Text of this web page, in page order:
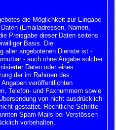
die Möglichkeit zur Eingabe
(Emailadressen, Namen,
Preisgabe dieser Daten seitens
Basis. Die
aller angebotenen Dienste ist -
- auch ohne Angabe solcher
Daten oder eines
der im Rahmen des
veröffentlichten
Telefon- und Faxnummern sowie
von nicht ausdrücklich
gestattet. Rechtliche Schritte
Spam-Mails bei Verstössen
vorbehalten.